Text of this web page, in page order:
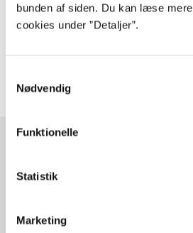
bunden af siden. Du kan læse
cookies under ”Detaljer”.
Nødvendig
Funktionelle
Statistik
Marketing
lorem ipsum dolor sit
Tidsskrift
Artikler med samme